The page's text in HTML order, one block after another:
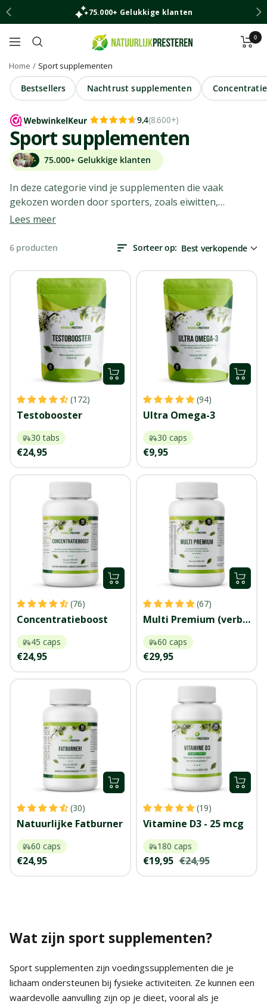
Ga
naar
inhoud
75.000+ Gelukkige klanten
Navigatie
Natuurlijk
0
Home Sport supplementen
Bestsellers Nachtrust supplementen
9,4(8.600+)
Sport supplementen
75.000+ Gelukkige klanten
In deze categorie vind je supplementen die vaak
gekozen worden door sporters, zoals eiwitten,
magnesium en creatine. Het assortiment bestaat uit
samenstellingen. Zo kun je de variant kiezen die het
Lees meer
6 producten Sorteer op Best verkopende
+
(172)
Testobooster
30 tabs
Kortingsprijs
€24,95
+
(94)
Ultra Omega-3
30 caps
Kortingsprijs
€9,95
+
(76)
Concentratieboost
45 caps
Kortingsprijs
€24,95
+
(67)
Multi Premium (verbeterd!)
60 caps
Kortingsprijs
€29,95
+
(30)
Natuurlijke Fatburner
60 caps
Kortingsprijs
€24,95
+
(19)
Vitamine D3 - 25 mcg
180 caps
Kortingsprijs
€19,95 Normale
€24,95
Wat zijn sport supplementen?
Sport supplementen zijn voedingssupplementen die je
lichaam ondersteunen bij fysieke activiteiten. Ze kunnen een
waardevolle aanvulling zijn op je dieet, vooral als je